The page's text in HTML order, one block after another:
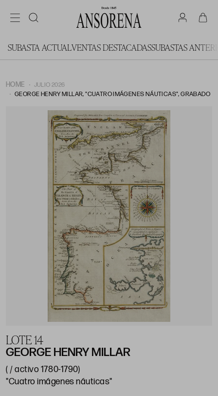
SUBASTA ACTUALVENTAS DESTACADASSUBASTAS
HOME
JULIO 2026
GEORGE HENRY MILLAR, "CUATRO IMÁGENES NÁUTICAS", GRABADO
LOTE 14
GEORGE HENRY MILLAR
( / activo 1780-1790)
"Cuatro imágenes náuticas"